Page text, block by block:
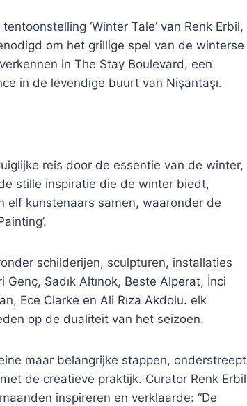
‘Winter Tale’ van Renk Erbil,
om het grillige spel van de winterse
in The Stay Boulevard, een
in de levendige buurt van Nişantaşı.
reis door de essentie van de winter,
stille inspiratie die de winter biedt,
elf kunstenaars samen, waaronder de
schilderijen, sculpturen, installaties
Sadık Altınok, Beste Alperat, İnci
Ece Clarke en Ali Rıza Akdolu. elk
op de dualiteit van het seizoen.
maar belangrijke stappen, onderstreept
de creatieve praktijk. Curator Renk Erbil
inspireren en verklaarde: “De